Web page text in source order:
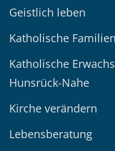
Geistlich leben
Katholische
Katholische
Hunsrück-Nahe
Kirche verändern
Lebensberatung